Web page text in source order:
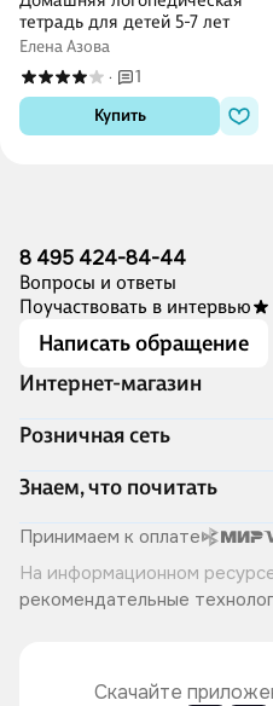
тетрадь для детей 5-7 лет
Елена Азова
·
1
Купить
8 495 424-84-44
Вопросы и ответы
Поучаствовать в интервью
Написать обращение
Интернет-магазин
Акции
Доставка и оплата
Программа лояльности
Подарочные сертификаты
Правила продажи
Политика
Розничная сеть
Адреса магазинов
Книжный Дозор
О компании
Читай-город для бизнеса
Хотите у нас работать?
Знаем, что почитать
Скоро в продаже
Лучшие из лучших
Читай-журнал
Принимаем к оплате
На информационном
рекомендательные
Скачайте